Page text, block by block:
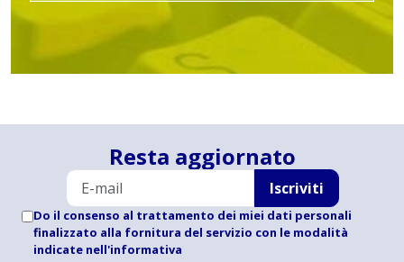
Resta aggiornato
Iscriviti
Do il consenso al trattamento dei miei dati personali
finalizzato alla fornitura del servizio con le modalità
indicate nell'informativa